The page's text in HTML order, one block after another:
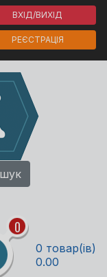
ВХІД/ВИХІД
РЕЄСТРАЦІЯ
0
0 товар(ів)
0.00